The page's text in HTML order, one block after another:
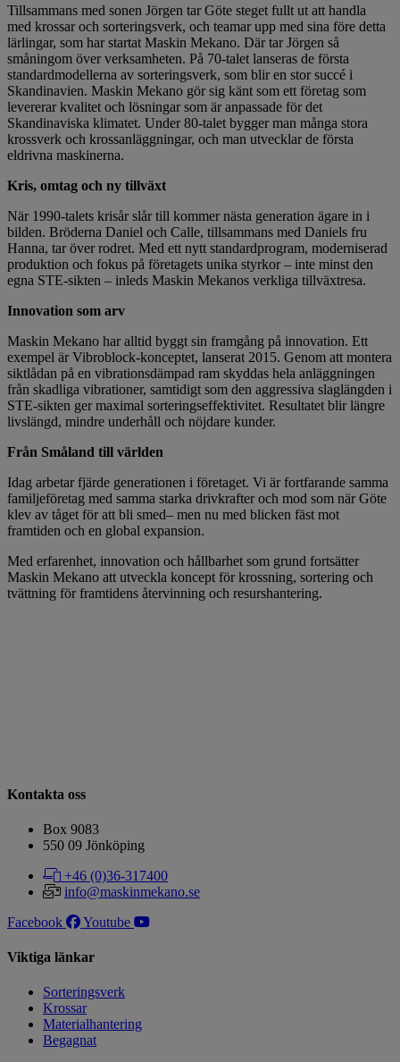
Tillsammans med sonen Jörgen tar Göte steget fullt ut att handla
med krossar och sorteringsverk, och teamar upp med sina före detta
lärlingar, som har startat Maskin Mekano. Där tar Jörgen så
småningom över verksamheten. På 70-talet lanseras de första
standardmodellerna av sorteringsverk, som blir en stor succé i
Skandinavien. Maskin Mekano gör sig känt som ett företag som
levererar kvalitet och lösningar som är anpassade för det
Skandinaviska klimatet. Under 80-talet bygger man många stora
krossverk och krossanläggningar, och man utvecklar de första
eldrivna maskinerna.
Kris, omtag och ny tillväxt
När 1990-talets krisår slår till kommer nästa generation ägare in i
bilden. Bröderna Daniel och Calle, tillsammans med Daniels fru
Hanna, tar över rodret. Med ett nytt standardprogram, moderniserad
produktion och fokus på företagets unika styrkor – inte minst den
egna STE-sikten – inleds Maskin Mekanos verkliga tillväxtresa.
Innovation som arv
Maskin Mekano har alltid byggt sin framgång på innovation. Ett
exempel är Vibroblock-konceptet, lanserat 2015. Genom att montera
siktlådan på en vibrationsdämpad ram skyddas hela anläggningen
från skadliga vibrationer, samtidigt som den aggressiva slaglängden i
STE-sikten ger maximal sorteringseffektivitet. Resultatet blir längre
livslängd, mindre underhåll och nöjdare kunder.
Från Småland till världen
Idag arbetar fjärde generationen i företaget. Vi är fortfarande samma
familjeföretag med samma starka drivkrafter och mod som när Göte
klev av tåget för att bli smed– men nu med blicken fäst mot
framtiden och en global expansion.
Med erfarenhet, innovation och hållbarhet som grund fortsätter
Maskin Mekano att utveckla koncept för krossning, sortering och
tvättning för framtidens återvinning och resurshantering.
Kontakta oss
Box 9083
​​​​​​​550 09 Jönköping
+46 (0)36-317400
info@maskinmekano.se
Facebook
Youtube
Viktiga länkar
Sorteringsverk
Krossar
Materialhantering
Begagnat